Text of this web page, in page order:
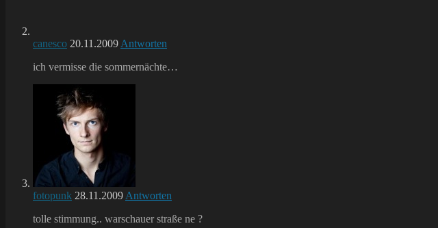
canesco 20.11.2009 Antworten
ich vermisse die sommernächte…
fotopunk 28.11.2009 Antworten
tolle stimmung.. warschauer straße ne ?